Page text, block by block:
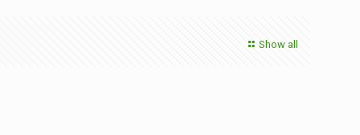
Show all